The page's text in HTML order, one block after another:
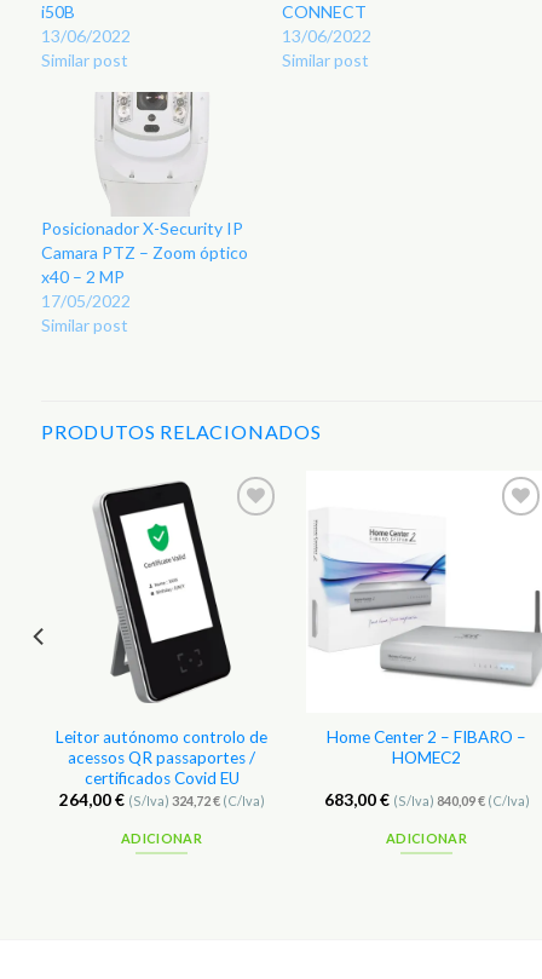
i50B
13/06/2022
Similar post
CONNECT
13/06/2022
Similar post
Posicionador X-Security IP
Camara PTZ – Zoom óptico
x40 – 2 MP
17/05/2022
Similar post
PRODUTOS RELACIONADOS
Favoritos
Leitor autónomo controlo de
acessos QR passaportes /
certificados Covid EU
264,00€ (S/Iva) 324,72€(C/Iva)
ADICIONAR
Home Center 2 – FIBARO –
HOMEC2
683,00€ (S/Iva) 840,09€(C/Iva)
ADICIONAR